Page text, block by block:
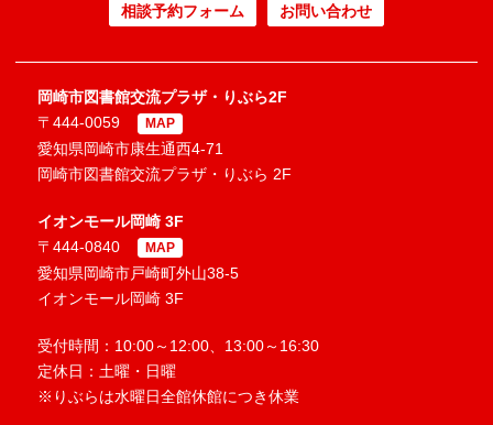
相談予約フォーム お問い合わせ
岡崎市図書館交流プラザ・りぶら2F
〒444-0059
MAP
愛知県岡崎市康生通西4-71
岡崎市図書館交流プラザ・りぶら 2F
イオンモール岡崎 3F
〒444-0840
MAP
愛知県岡崎市戸崎町外山38-5
イオンモール岡崎 3F
受付時間：10:00～12:00、13:00～16:30
定休日：土曜・日曜
※りぶらは水曜日全館休館につき休業